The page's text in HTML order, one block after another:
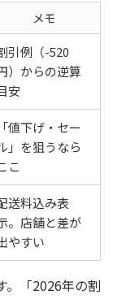
メモ
引例（-520
）からの逆算
安
「値下げ・セー
」を狙うなら
こ
送料込み表
。店舗と差が
やすい
。「2026年の割